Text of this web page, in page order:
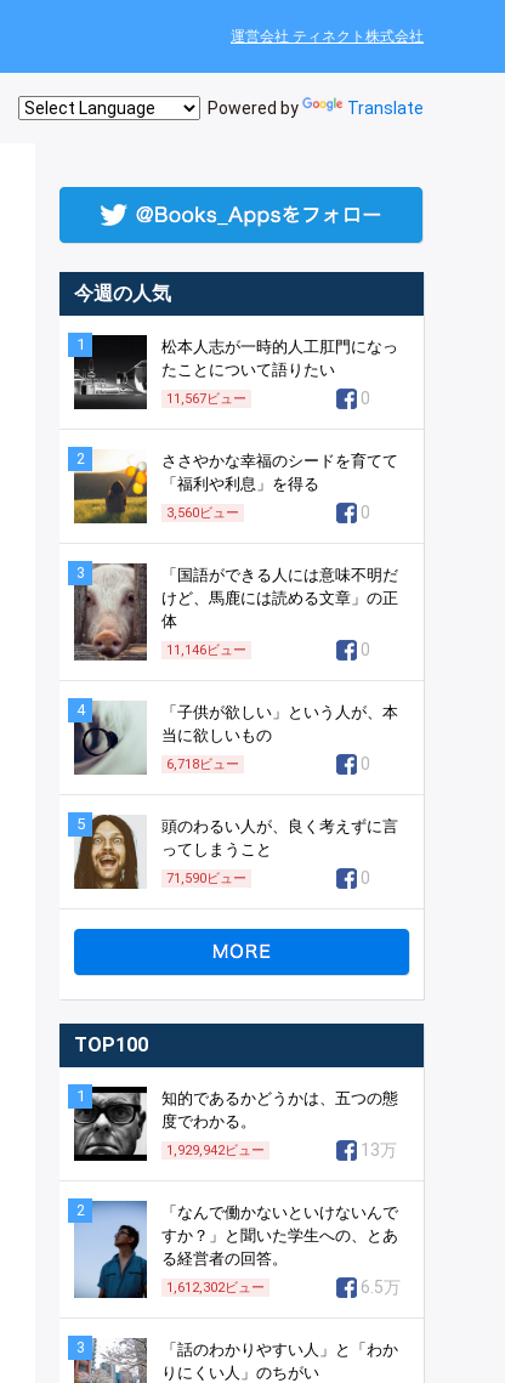
運営会社 ティネクト株式会社
Powered by Translate
今週の人気
1
松本人志が一時的人工肛門になっ
たことについて語りたい
11,567ビュー 0
2
ささやかな幸福のシードを育てて
「福利や利息」を得る
3,560ビュー 0
3
「国語ができる人には意味不明だ
けど、馬鹿には読める文章」の正
体
11,146ビュー 0
4
「子供が欲しい」という人が、本
当に欲しいもの
6,718ビュー 0
5
頭のわるい人が、良く考えずに言
ってしまうこと
71,590ビュー 0
TOP100
1
知的であるかどうかは、五つの態
度でわかる。
1,929,942ビュー 13万
2
「なんで働かないといけないんで
すか？」と聞いた学生への、とあ
る経営者の回答。
1,612,302ビュー 6.5万
3
「話のわかりやすい人」と「わか
りにくい人」のちがい